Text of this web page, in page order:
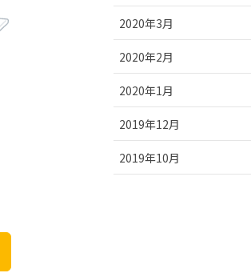
2020年3月
2020年2月
2020年1月
2019年12月
2019年10月